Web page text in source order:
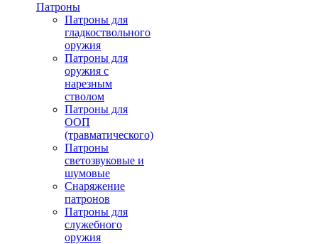
Патроны
Патроны для
гладкоствольного
оружия
Патроны для
оружия с
нарезным
стволом
Патроны для
ООП
(травматического)
Патроны
светозвуковые и
шумовые
Снаряжение
патронов
Патроны для
служебного
оружия